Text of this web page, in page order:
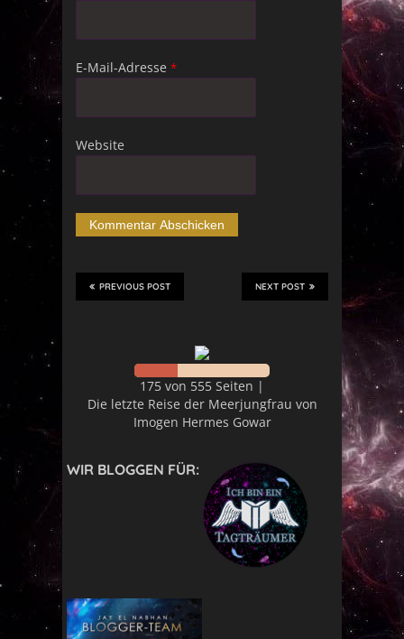
E-Mail-Adresse *
Website
NEXT POST
PREVIOUS POST
175 von 555 Seiten |
Die letzte Reise der Meerjungfrau von
Imogen Hermes Gowar
WIR BLOGGEN FÜR: